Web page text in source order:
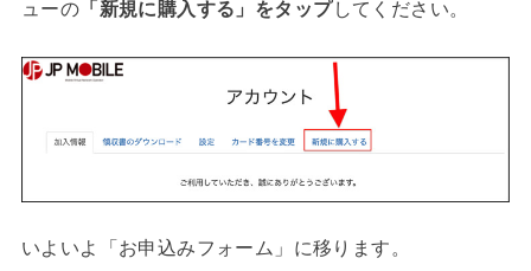
ューの 「新規に購入する」をタップしてください。
いよいよ「お申込みフォーム」に移ります。